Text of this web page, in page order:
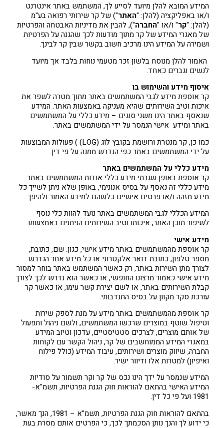
המידע המובא להלן מיועד לסייע לך, המשתמש באתר אינטרנט
ו/או באפליקציה (להלן: "האתר") של קר שירותי רפואה בע"מ
(להלן: "קר" ו/או "החברה"), להבין את מדיניות האבטחה והפרטיות
של מאגרי המידע של קר מתוך מודעות לכך שהגנה על הפרטיות
ושמירה על המידע הינו מרכיב חשוב בקשר שבין קר לבינך.
האמור להלן מנוסח בלשון זכר מטעמי נוחות בלבד אך מיועד
לנשים וגברים כאחד.
איסוף מידע והשימוש בו
קר אוספת מידע לגבי המשתמשים באתר מתוך מטרה לשפר את
איכות וטיב השירותים שהיא מעניקה באמצעות האתר. המידע
שנאסף באתר הינו משני סוגים – מידע כללי על המשתמשים
באתר ומידע אישי הנמסר על ידי המשתמשים באתר.
כמו כן, קר מנטרת ורושמת בקובץ לוג (LOG) ) פעולות המבוצעות
על ידי המשתמשים באתר כפי הנדרש ממנה על פי דין.
מידע כללי על המשתמשים באתר
קר אוספת באופן שגרתי מידע כללי אודות המשתמשים באתר.
מידע כללי זה נאסף על בסיס אנונימי, באופן שלא ניתן לשייך כל
מידע מזהה ו/או פרטים אישיים כלשהם למידע האמור ולהיפך.
המידע הכללי לגבי המשתמשים באתר נועד להוות כלי נוסף
לשיפור תוכן האתר, איכותו וטיב השירותים הניתנים באמצעותו.
מידע אישי
קר אוספת מהמשתמשים באתר מידע אישי, כגון: שם, כתובת,
מספר טלפון, כתובת דואר אלקטרוני או כל מידע אחר הנדרש
לצורך מתן השירות באתר, רק כאשר המשתמש באתר בוחר למסור
מידע אישי כאמור מרצונו החופשי, או כאשר הוא נדרש לכך לצורך
קבלת השירותים באתר, או לשם יצירת קשר עימו, או כאשר קר
עורכת סקר מקוון על בסיס התנדבותי.
קר אוספת מהמשתמשים באתר מידע על מנת לספק שירות
וטיפול שוטף במוצרים שרכשו המשתמשים, ולשם ניהול ותפעול
של אותם מוצרים, לצרכים סטטיסטיים, עדכון וטיוב המידע
במאגרי המידע הממוחשבים של קר, ניהול הקשר עם לקוחות
החברה, שיווק מוצרים ושירותים, עיבוד המידע (כולל פילוח
ואיפיון) למטרות אלו ודיוור ישיר.
המידע שנמסר על ידך הינו נכס של קר וקר תשמור על סודיות
המידע האישי בהתאם להוראות חוק הגנת הפרטיות, תשמ"א-
1981 ועל פי כל דין.
בהתאם להוראות חוק הגנת הפרטיות, תשמ”א – 1981, הנך מאשר,
כי ידוע לך והנך נותן הסכמתך לכך, כי הפרטים אותם מסרת בעת